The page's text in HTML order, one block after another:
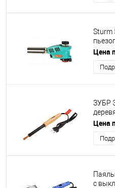
Sturm
03]
Цена
ЗУБР
40Вт
Цена
с